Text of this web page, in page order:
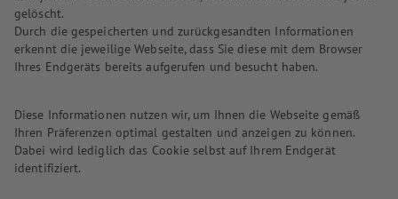
gelöscht.
Durch die gespeicherten und zurückgesandten Informationen
erkennt die jeweilige Webseite, dass Sie diese mit dem Browser
Ihres Endgeräts bereits aufgerufen und besucht haben.
Diese Informationen nutzen wir, um Ihnen die Webseite gemäß
Ihren Präferenzen optimal gestalten und anzeigen zu können.
Dabei wird lediglich das Cookie selbst auf Ihrem Endgerät
identifiziert.